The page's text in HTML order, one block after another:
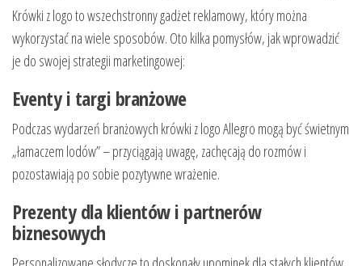
Krówki z logo to wszechstronny gadżet reklamowy, który można
wykorzystać na wiele sposobów. Oto kilka pomysłów, jak wprowadzić
je do swojej strategii marketingowej:
Eventy i targi branżowe
Podczas wydarzeń branżowych krówki z logo Allegro mogą być świetnym
„łamaczem lodów” – przyciągają uwagę, zachęcają do rozmów i
pozostawiają po sobie pozytywne wrażenie.
Prezenty dla klientów i partnerów
biznesowych